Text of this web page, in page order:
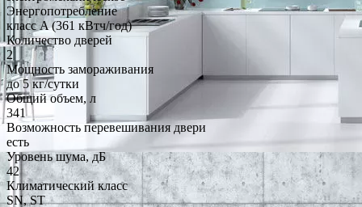
Энергопотребление
класс A (361 кВтч/год)
Количество дверей
2
Мощность замораживания
до 5 кг/cутки
Общий объем, л
341
Возможность перевешивания двери
есть
Уровень шума, дБ
42
Климатический класс
SN, ST